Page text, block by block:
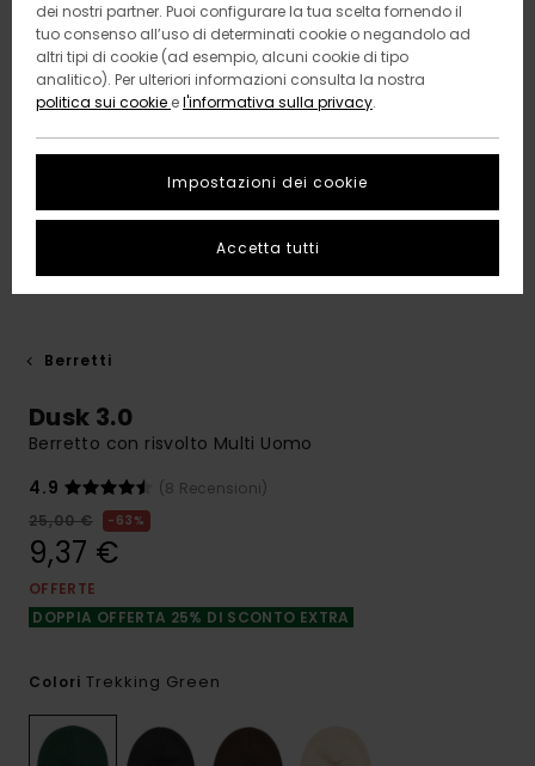
Berretti
Dusk 3.0
Berretto con risvolto Multi Uomo
4.9
(8 Recensioni)
25,00 €
63%
9,37 €
OFFERTE
DOPPIA OFFERTA 25% DI SCONTO EXTRA
Colori Trekking Green
dei nostri partner. Puoi configurare la tua scelta fornendo il
tuo consenso all’uso di determinati cookie o negandolo ad
altri tipi di cookie (ad esempio, alcuni cookie di tipo
analitico). Per ulteriori informazioni consulta la nostra
politica sui cookie el'informativa sulla privacy.
Impostazioni dei cookie
Accetta tutti